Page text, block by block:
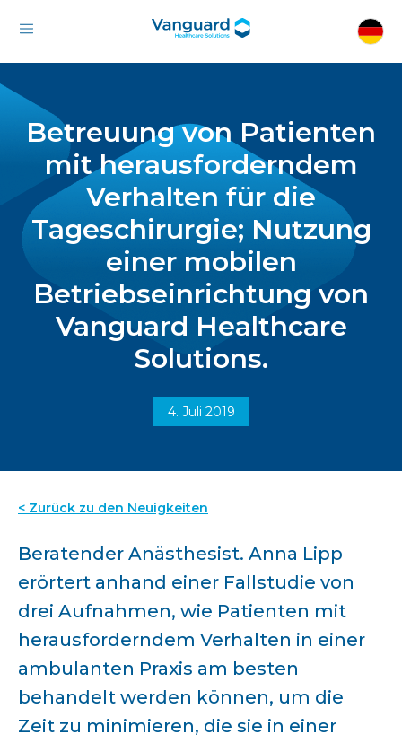
Betreuung von Patienten
mit herausforderndem
Verhalten für die
Tageschirurgie; Nutzung
einer mobilen
Betriebseinrichtung von
Vanguard Healthcare
Solutions.
4. Juli 2019
< Zurück zu den Neuigkeiten
Beratender Anästhesist. Anna Lipp
erörtert anhand einer Fallstudie von
drei Aufnahmen, wie Patienten mit
herausforderndem Verhalten in einer
ambulanten Praxis am besten
behandelt werden können, um die
Zeit zu minimieren, die sie in einer